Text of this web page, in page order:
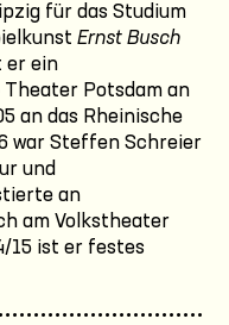
für das Studium
Ernst Busch
er ein
Theater Potsdam an
an das Rheinische
war Steffen Schreier
und
an
am Volkstheater
15 ist er festes